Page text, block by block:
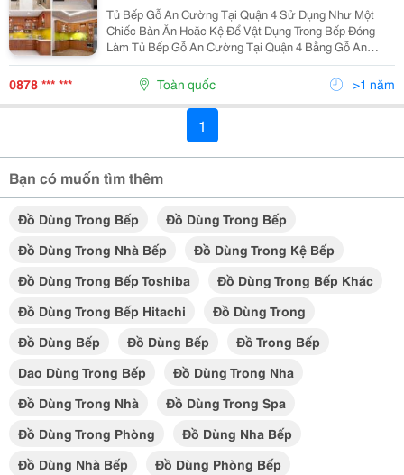
Tủ Bếp Gỗ An Cường Tại Quận 4 Sử Dụng Như Một
Chiếc Bàn Ăn Hoặc Kệ Để Vật Dụng Trong Bếp Đóng
Làm Tủ Bếp Gỗ An Cường Tại Quận 4 Bằng Gỗ An
Cường . Linh Kiện Hafele Usa Korean . Siêu Bền Vận
Hành Mượt Mà Êm Ái Thuận Tiện
0878 *** *** Toàn quốc >1 năm
1
Bạn có muốn tìm thêm
Đồ Dùng Trong Bếp
Đồ Dùng Trong Bếp
Đồ Dùng Trong Nhà Bếp
Đồ Dùng Trong Kệ Bếp
Đồ Dùng Trong Bếp Toshiba
Đồ Dùng Trong Bếp Khác
Đồ Dùng Trong Bếp Hitachi
Đồ Dùng Trong
Đồ Dùng Bếp
Đồ Dùng Bếp
Đồ Trong Bếp
Dao Dùng Trong Bếp
Đồ Dùng Trong Nha
Đồ Dùng Trong Nhà
Đồ Dùng Trong Spa
Đồ Dùng Trong Phòng
Đồ Dùng Nha Bếp
Đồ Dùng Nhà Bếp
Đồ Dùng Phòng Bếp